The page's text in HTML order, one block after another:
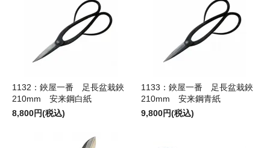
1132：鋏屋一番 足長盆栽鋏
210mm 安来鋼白紙
8,800円(税込)
1133：鋏屋一番 足長盆栽鋏
210mm 安来鋼青紙
9,800円(税込)